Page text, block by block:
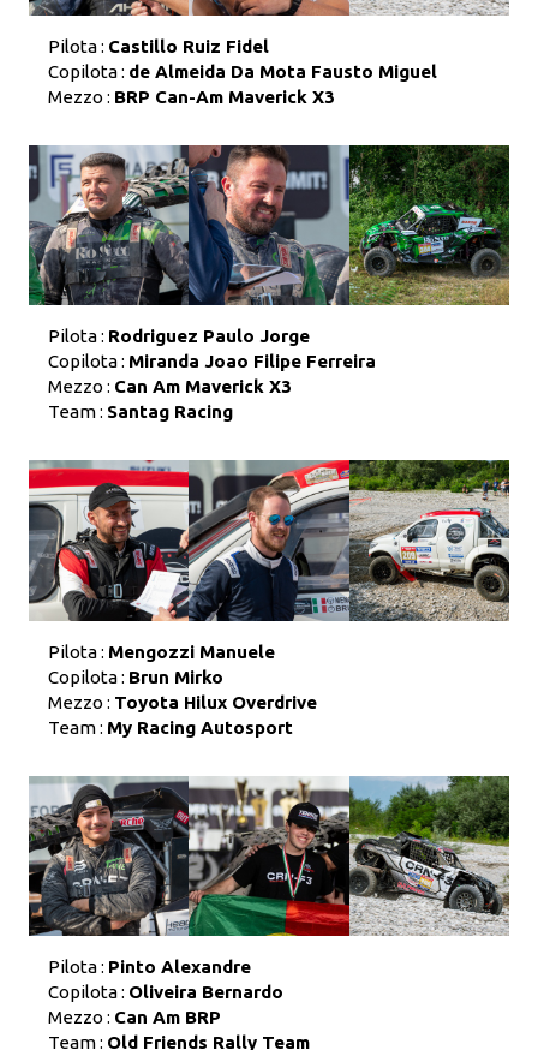
Pilota : Castillo Ruiz Fidel
Copilota : de Almeida Da Mota Fausto Miguel
Mezzo : BRP Can-Am Maverick X3
Pilota : Rodriguez Paulo Jorge
Copilota : Miranda Joao Filipe Ferreira
Mezzo : Can Am Maverick X3
Team : Santag Racing
Pilota : Mengozzi Manuele
Copilota : Brun Mirko
Mezzo : Toyota Hilux Overdrive
Team : My Racing Autosport
Pilota : Pinto Alexandre
Copilota : Oliveira Bernardo
Mezzo : Can Am BRP
Team : Old Friends Rally Team